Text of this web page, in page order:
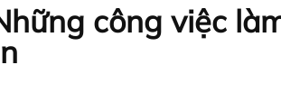
công việc